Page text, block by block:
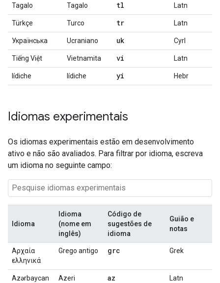
Tagalo Tagalo tl Latn
Türkçe Turco tr Latn
Українська Ucraniano uk Cyrl
Tiếng Việt Vietnamita vi Latn
Iídiche Iídiche yi Hebr
Idiomas experimentais
Os idiomas experimentais estão em desenvolvimento
ativo e não são avaliados. Para filtrar por idioma, escreva
um idioma no seguinte campo:
Idioma
Idioma
(nome em
inglês)
Código de
sugestões de
idioma
Guião e
notas
Αρχαία
ελληνικά
Grego antigo grc Grek
Azərbaycan Azeri az Latn